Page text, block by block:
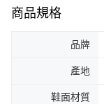
商品規格
品牌
產地
鞋面材質